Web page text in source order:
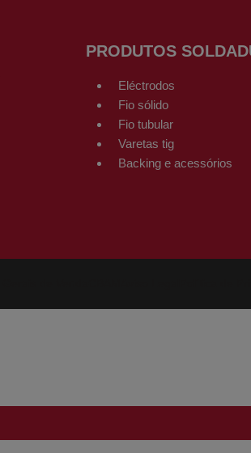
PRODUTOS
Eléctrodos
Fio sólido
Fio tubular
Varetas tig
Backing e acessórios